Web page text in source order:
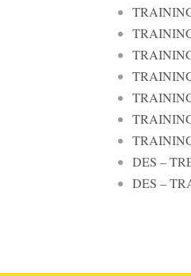
DES –
DES –